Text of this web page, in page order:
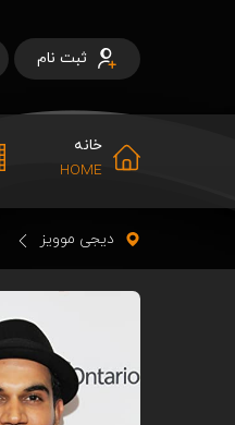
ثبت نام
خانه
HOME
دیجی موویز